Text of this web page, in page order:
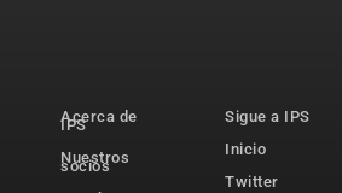
Acerca de
IPS
Nuestros
socios
Sigue a IPS
Inicio
Twitter